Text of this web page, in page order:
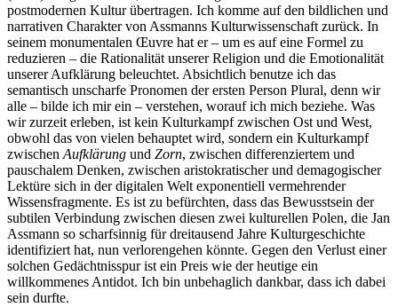
postmodernen Kultur übertragen. Ich komme auf den bildlichen und
narrativen Charakter von Assmanns Kulturwissenschaft zurück. In
seinem monumentalen Œuvre hat er – um es auf eine Formel zu
reduzieren – die Rationalität unserer Religion und die Emotionalität
unserer Aufklärung beleuchtet. Absichtlich benutze ich das
semantisch unscharfe Pronomen der ersten Person Plural, denn wir
alle – bilde ich mir ein – verstehen, worauf ich mich beziehe. Was
wir zurzeit erleben, ist kein Kulturkampf zwischen Ost und West,
obwohl das von vielen behauptet wird, sondern ein Kulturkampf
zwischen Aufklärung und Zorn, zwischen differenziertem und
pauschalem Denken, zwischen aristokratischer und demagogischer
Lektüre sich in der digitalen Welt exponentiell vermehrender
Wissensfragmente. Es ist zu befürchten, dass das Bewusstsein der
subtilen Verbindung zwischen diesen zwei kulturellen Polen, die Jan
Assmann so scharfsinnig für dreitausend Jahre Kulturgeschichte
identifiziert hat, nun verlorengehen könnte. Gegen den Verlust einer
solchen Gedächtnisspur ist ein Preis wie der heutige ein
willkommenes Antidot. Ich bin unbehaglich dankbar, dass ich dabei
sein durfte.